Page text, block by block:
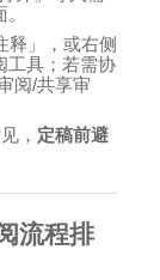
释」，或右侧
工具；若需协
阅/共享审
， 定稿前避
流程排